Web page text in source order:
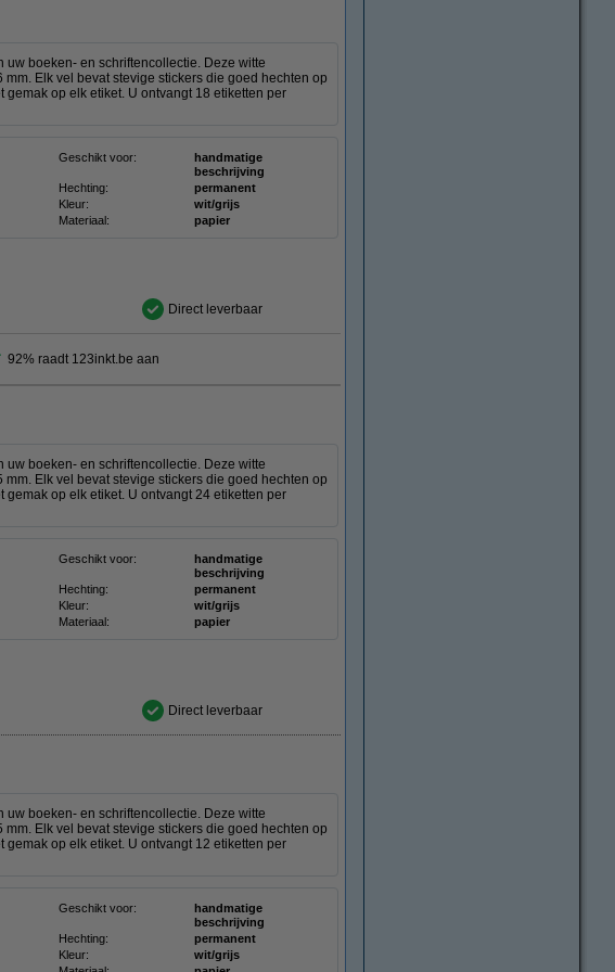
boeken- en schriftencollectie. Deze witte
Elk vel bevat stevige stickers die goed hechten op
op elk etiket. U ontvangt 18 etiketten per
Geschikt voor:
handmatige
beschrijving
Hechting:
permanent
Kleur:
wit/grijs
Materiaal: papier
Direct leverbaar
92% raadt 123inkt.be aan
boeken- en schriftencollectie. Deze witte
Elk vel bevat stevige stickers die goed hechten op
op elk etiket. U ontvangt 24 etiketten per
Geschikt voor:
handmatige
beschrijving
Hechting:
permanent
Kleur:
wit/grijs
Materiaal: papier
Direct leverbaar
boeken- en schriftencollectie. Deze witte
Elk vel bevat stevige stickers die goed hechten op
op elk etiket. U ontvangt 12 etiketten per
Geschikt voor:
handmatige
beschrijving
Hechting:
permanent
Kleur:
wit/grijs